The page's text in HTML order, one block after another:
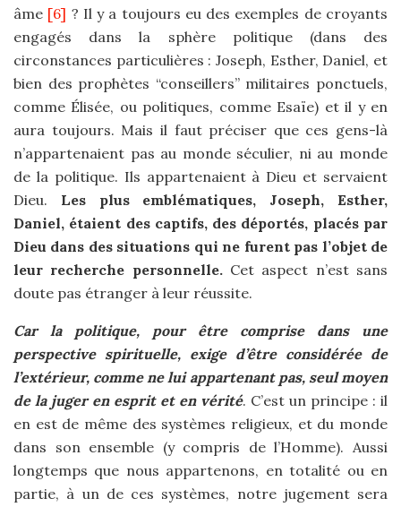
âme [6] ? Il y a toujours eu des exemples de croyants
engagés dans la sphère politique (dans des
circonstances particulières : Joseph, Esther, Daniel, et
bien des prophètes “conseillers” militaires ponctuels,
comme Élisée, ou politiques, comme Esaïe) et il y en
aura toujours. Mais il faut préciser que ces gens-là
n’appartenaient pas au monde séculier, ni au monde
de la politique. Ils appartenaient à Dieu et servaient
Dieu. Les plus emblématiques, Joseph, Esther,
Daniel, étaient des captifs, des déportés, placés par
Dieu dans des situations qui ne furent pas l’objet de
leur recherche personnelle.Cet aspect n’est sans
doute pas étranger à leur réussite.
Car la politique, pour être comprise dans une
perspective spirituelle, exige d’être considérée de
l’extérieur, comme ne lui appartenant pas, seul moyen
de la juger en esprit et en vérité. C’est un principe : il
en est de même des systèmes religieux, et du monde
dans son ensemble (y compris de l’Homme). Aussi
longtemps que nous appartenons, en totalité ou en
partie, à un de ces systèmes, notre jugement sera